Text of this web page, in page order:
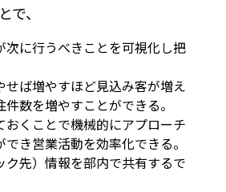
で、
次に行うべきことを可視化し把
せば増やすほど見込み客が増え
数を増やすことができる。
おくことで機械的にアプローチ
き営業活動を効率化できる。
ク先）情報を部内で共有するで